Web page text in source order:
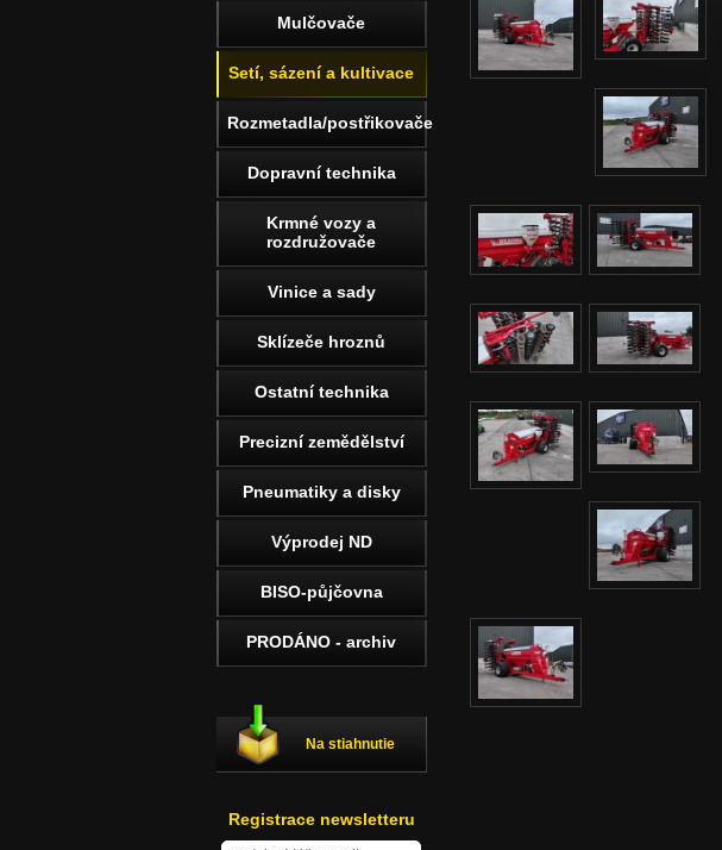
Mulčovače
Setí, sázení a kultivace
Rozmetadla/postřikovače
Dopravní technika
Krmné vozy a
rozdružovače
Vinice a sady
Sklízeče hroznů
Ostatní technika
Precizní zemědělství
Pneumatiky a disky
Výprodej ND
BISO-půjčovna
PRODÁNO - archiv
Na stiahnutie
Registrace newsletteru